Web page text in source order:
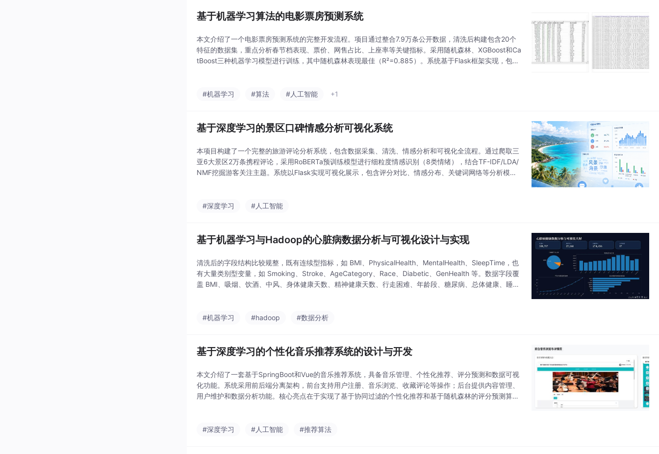
基于机器学习算法的电影票房预测系统
本文介绍了一个电影票房预测系统的完整开发流程。项目通过整合7.9万条公开数据，清洗后构建包含20个
特征的数据集，重点分析春节档表现、票价、网售占比、上座率等关键指标。采用随机森林、XGBoost和Ca
tBoost三种机器学习模型进行训练，其中随机森林表现最佳（R²=0.885）。系统基于Flask框架实现，包含
#机器学习 #算法 #人工智能 +1
基于深度学习的景区口碑情感分析可视化系统
本项目构建了一个完整的旅游评论分析系统，包含数据采集、清洗、情感分析和可视化全流程。通过爬取三
亚6大景区2万条携程评论，采用RoBERTa预训练模型进行细粒度情感识别（8类情绪），结合TF-IDF/LDA/
NMF挖掘游客关注主题。系统以Flask实现可视化展示，包含评分对比、情感分布、关键词网络等分析模
#深度学习 #人工智能
基于机器学习与Hadoop的心脏病数据分析与可视化设计与实现
清洗后的字段结构比较规整，既有连续型指标，如 BMI、PhysicalHealth、MentalHealth、SleepTime，也
有大量类别型变量，如 Smoking、Stroke、AgeCategory、Race、Diabetic、GenHealth 等。数据字段覆
盖 BMI、吸烟、饮酒、中风、身体健康天数、精神健康天数、行走困难、年龄段、糖尿病、总体健康、睡眠
#机器学习 #hadoop #数据分析
基于深度学习的个性化音乐推荐系统的设计与开发
本文介绍了一套基于SpringBoot和Vue的音乐推荐系统，具备音乐管理、个性化推荐、评分预测和数据可视
化功能。系统采用前后端分离架构，前台支持用户注册、音乐浏览、收藏评论等操作；后台提供内容管理、
用户维护和数据分析功能。核心亮点在于实现了基于协同过滤的个性化推荐和基于随机森林的评分预测算
#深度学习
#人工智能 #推荐算法